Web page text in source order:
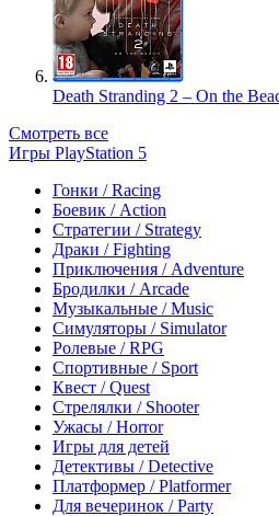
Death Stranding 2 – On the
Смотреть все
Игры PlayStation 5
Гонки / Racing
Боевик / Action
Стратегии / Strategy
Драки / Fighting
Приключения / Adventure
Бродилки / Arcade
Музыкальные / Music
Симуляторы / Simulator
Ролевые / RPG
Спортивные / Sport
Квест / Quest
Стрелялки / Shooter
Ужасы / Horror
Игры для детей
Детективы / Detective
Платформер / Platformer
Для вечеринок / Party